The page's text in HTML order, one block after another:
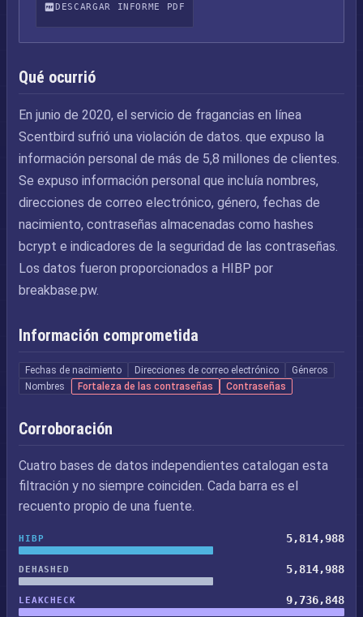
DESCARGAR INFORME PDF
Qué ocurrió
En junio de 2020, el servicio de fragancias en línea
Scentbird sufrió una violación de datos. que expuso la
información personal de más de 5,8 millones de clientes.
Se expuso información personal que incluía nombres,
direcciones de correo electrónico, género, fechas de
nacimiento, contraseñas almacenadas como hashes
bcrypt e indicadores de la seguridad de las contraseñas.
Los datos fueron proporcionados a HIBP por
breakbase.pw.
Información comprometida
Fechas de nacimiento Direcciones de correo electrónico
Géneros
Nombres
Fortaleza de las contraseñas Contraseñas
Corroboración
Cuatro bases de datos independientes catalogan esta
filtración y no siempre coinciden. Cada barra es el
recuento propio de una fuente.
HIBP 5,814,988
DEHASHED 5,814,988
LEAKCHECK 9,736,848